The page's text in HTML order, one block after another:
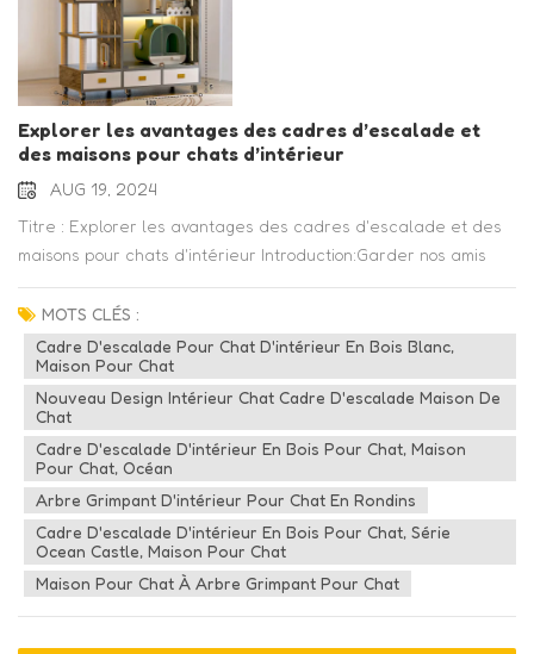
Explorer les avantages des cadres d’escalade et
des maisons pour chats d’intérieur
AUG 19, 2024
Titre : Explorer les avantages des cadres d'escalade et des
maisons pour chats d'intérieur Introduction:Garder nos amis
félins heureux et engagés est une priorité absolue pour tout
propriétaire de chat. Une façon de répondre à leur instinct
naturel de grimper, de gratter et d'explorer est d'investir dans
cadres d'escalade et maisons pour chats d'intérieur. Dans cet
article de blog, nous approfondirons les avantages de ces
merveilleux ajouts à l’environnement intérieur de votre chat. 1.
Environnement enrichissant :Les structures d’escalade et les
niches pour chats d’intérieur offrent un environnement
stimulant aux chats. Ils imitent l'expérience de plein air en
proposant différents niveaux et perchoirs pour grimper et
sauter. Cela encourage l’activité physique, essentielle à la
santé et au bien-être général d’un chat. 2. Satisfait les
MOTS CLÉS :
Cadre D'escalade Pour Chat D'intérieur En Bois Blanc,
Maison Pour Chat
Nouveau Design Intérieur Chat Cadre D'escalade Maison De
Chat
Cadre D'escalade D'intérieur En Bois Pour Chat, Maison
Pour Chat, Océan
Arbre Grimpant D'intérieur Pour Chat En Rondins
Cadre D'escalade D'intérieur En Bois Pour Chat, Série
Ocean Castle, Maison Pour Chat
Maison Pour Chat À Arbre Grimpant Pour Chat